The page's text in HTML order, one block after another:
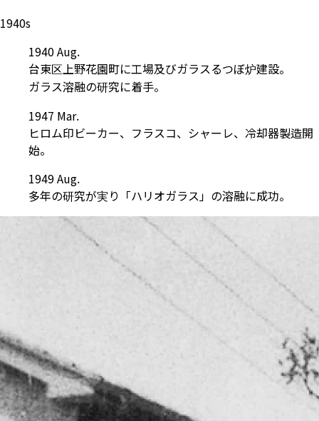
1940s
1940 Aug.
台東区上野花園町に工場及びガラスるつぼ炉建設。
ガラス溶融の研究に着手。
1947 Mar.
ヒロム印ビーカー、フラスコ、シャーレ、冷却器製造開
始。
1949 Aug.
多年の研究が実り「ハリオガラス」の溶融に成功。